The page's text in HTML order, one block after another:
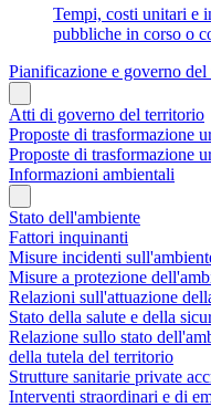
Tempi, costi unitari e
pubbliche in corso o
Pianificazione e governo
Atti di governo del territorio
Proposte di trasformazione
Proposte di trasformazione
Informazioni ambientali
Stato dell'ambiente
Fattori inquinanti
Misure incidenti
Misure a protezione
Relazioni sull'attuazione
Stato della salute e della
Relazione sullo stato
della tutela del territorio
Strutture sanitarie private
Interventi straordinari e di